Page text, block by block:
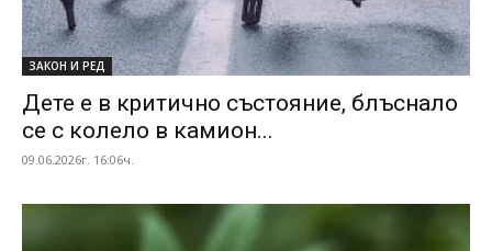
ЗАКОН И РЕД
Дете е в критично състояние, блъснало
се с колело в камион...
09.06.2026г. 16:06ч.